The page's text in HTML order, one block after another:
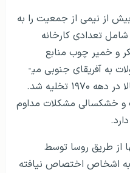
از نیمی از جمعیت را به
تعدادی کارخانه
و خمیر چوب منابع
ارزنده‌ای است. بیشتر این محصولات به آفریقای جنوبی می­
روند. ذخایر سنگ آهن با درجه بالا در دهه ۱۹۷۰ تخلیه شد.
و خشکسالی مشکلات مداوم
از طریق روسا توسط
به اشخاص اختصاص نیافته